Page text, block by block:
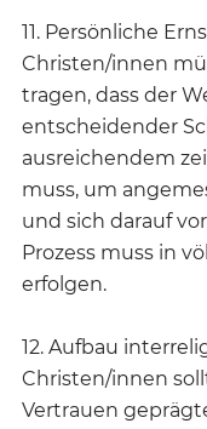
11. Persönliche
Christen/innen
tragen, dass der
entscheidender
ausreichendem
muss, um
und sich darauf
Prozess muss in
erfolgen.
12. Aufbau
Christen/innen
Vertrauen